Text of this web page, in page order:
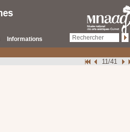
Informations
11/41